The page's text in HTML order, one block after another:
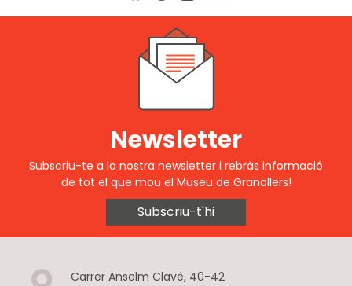
Newsletter
Subscriu-te a la nostra newsletter i rebràs informació
de tot el que mou el Museu de Granollers!
Subscriu-t'hi
Carrer Anselm Clavé, 40-42